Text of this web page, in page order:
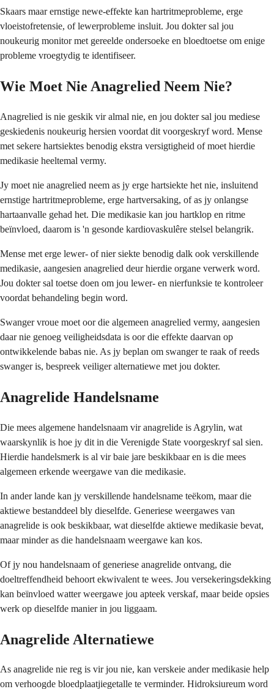
Skaars maar ernstige newe-effekte kan hartritmeprobleme, erge
vloeistofretensie, of lewerprobleme insluit. Jou dokter sal jou
noukeurig monitor met gereelde ondersoeke en bloedtoetse om enige
probleme vroegtydig te identifiseer.
Wie Moet Nie Anagrelied Neem Nie?
Anagrelied is nie geskik vir almal nie, en jou dokter sal jou mediese
geskiedenis noukeurig hersien voordat dit voorgeskryf word. Mense
met sekere hartsiektes benodig ekstra versigtigheid of moet hierdie
medikasie heeltemal vermy.
Jy moet nie anagrelied neem as jy erge hartsiekte het nie, insluitend
ernstige hartritmeprobleme, erge hartversaking, of as jy onlangse
hartaanvalle gehad het. Die medikasie kan jou hartklop en ritme
beïnvloed, daarom is 'n gesonde kardiovaskulêre stelsel belangrik.
Mense met erge lewer- of nier siekte benodig dalk ook verskillende
medikasie, aangesien anagrelied deur hierdie organe verwerk word.
Jou dokter sal toetse doen om jou lewer- en nierfunksie te kontroleer
voordat behandeling begin word.
Swanger vroue moet oor die algemeen anagrelied vermy, aangesien
daar nie genoeg veiligheidsdata is oor die effekte daarvan op
ontwikkelende babas nie. As jy beplan om swanger te raak of reeds
swanger is, bespreek veiliger alternatiewe met jou dokter.
Anagrelide Handelsname
Die mees algemene handelsnaam vir anagrelide is Agrylin, wat
waarskynlik is hoe jy dit in die Verenigde State voorgeskryf sal sien.
Hierdie handelsmerk is al vir baie jare beskikbaar en is die mees
algemeen erkende weergawe van die medikasie.
In ander lande kan jy verskillende handelsname teëkom, maar die
aktiewe bestanddeel bly dieselfde. Generiese weergawes van
anagrelide is ook beskikbaar, wat dieselfde aktiewe medikasie bevat,
maar minder as die handelsnaam weergawe kan kos.
Of jy nou handelsnaam of generiese anagrelide ontvang, die
doeltreffendheid behoort ekwivalent te wees. Jou versekeringsdekking
kan beïnvloed watter weergawe jou apteek verskaf, maar beide opsies
werk op dieselfde manier in jou liggaam.
Anagrelide Alternatiewe
As anagrelide nie reg is vir jou nie, kan verskeie ander medikasie help
om verhoogde bloedplaatjiegetalle te verminder. Hidroksiureum word